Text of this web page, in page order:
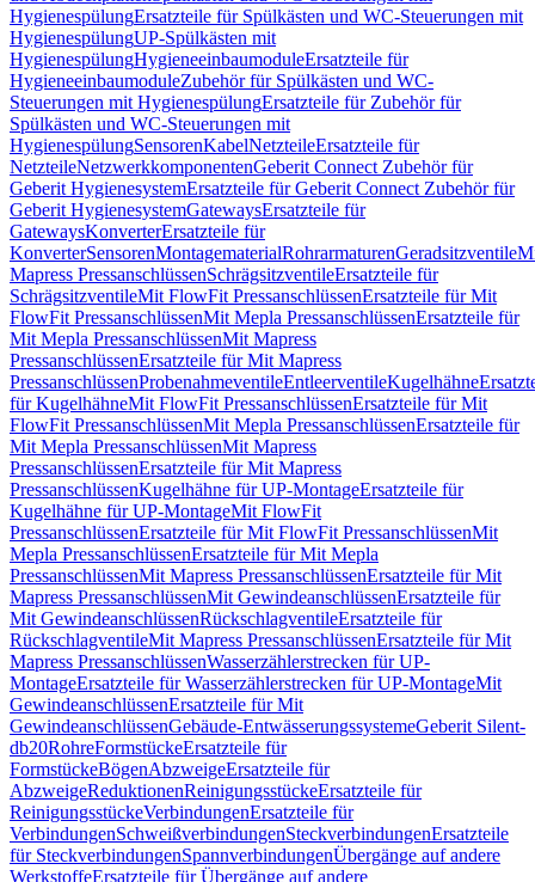
HygienespülungErsatzteile für Spülkästen und WC-Steuerungen mit
HygienespülungUP-Spülkästen mit
HygienespülungHygieneeinbaumoduleErsatzteile für
HygieneeinbaumoduleZubehör für Spülkästen und WC-
Steuerungen mit HygienespülungErsatzteile für Zubehör für
Spülkästen und WC-Steuerungen mit
HygienespülungSensorenKabelNetzteileErsatzteile für
NetzteileNetzwerkkomponentenGeberit Connect Zubehör für
Geberit HygienesystemErsatzteile für Geberit Connect Zubehör für
Geberit HygienesystemGatewaysErsatzteile für
GatewaysKonverterErsatzteile für
KonverterSensorenMontagematerialRohrarmaturenGeradsitzventile
Mapress PressanschlüssenSchrägsitzventileErsatzteile für
SchrägsitzventileMit FlowFit PressanschlüssenErsatzteile für Mit
FlowFit PressanschlüssenMit Mepla PressanschlüssenErsatzteile für
Mit Mepla PressanschlüssenMit Mapress
PressanschlüssenErsatzteile für Mit Mapress
PressanschlüssenProbenahmeventileEntleerventileKugelhähne
für KugelhähneMit FlowFit PressanschlüssenErsatzteile für Mit
FlowFit PressanschlüssenMit Mepla PressanschlüssenErsatzteile für
Mit Mepla PressanschlüssenMit Mapress
PressanschlüssenErsatzteile für Mit Mapress
PressanschlüssenKugelhähne für UP-MontageErsatzteile für
Kugelhähne für UP-MontageMit FlowFit
PressanschlüssenErsatzteile für Mit FlowFit PressanschlüssenMit
Mepla PressanschlüssenErsatzteile für Mit Mepla
PressanschlüssenMit Mapress PressanschlüssenErsatzteile für Mit
Mapress PressanschlüssenMit GewindeanschlüssenErsatzteile für
Mit GewindeanschlüssenRückschlagventileErsatzteile für
RückschlagventileMit Mapress PressanschlüssenErsatzteile für Mit
Mapress PressanschlüssenWasserzählerstrecken für UP-
MontageErsatzteile für Wasserzählerstrecken für UP-MontageMit
GewindeanschlüssenErsatzteile für Mit
GewindeanschlüssenGebäude-EntwässerungssystemeGeberit Silent-
db20RohreFormstückeErsatzteile für
FormstückeBögenAbzweigeErsatzteile für
AbzweigeReduktionenReinigungsstückeErsatzteile für
ReinigungsstückeVerbindungenErsatzteile für
VerbindungenSchweißverbindungenSteckverbindungenErsatzteile
für SteckverbindungenSpannverbindungenÜbergänge auf andere
WerkstoffeErsatzteile für Übergänge auf andere